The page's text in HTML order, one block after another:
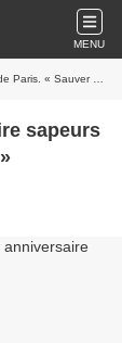
MENU
« Sauver ou Périr »
sapeurs